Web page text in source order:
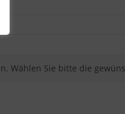
Wählen Sie bitte die